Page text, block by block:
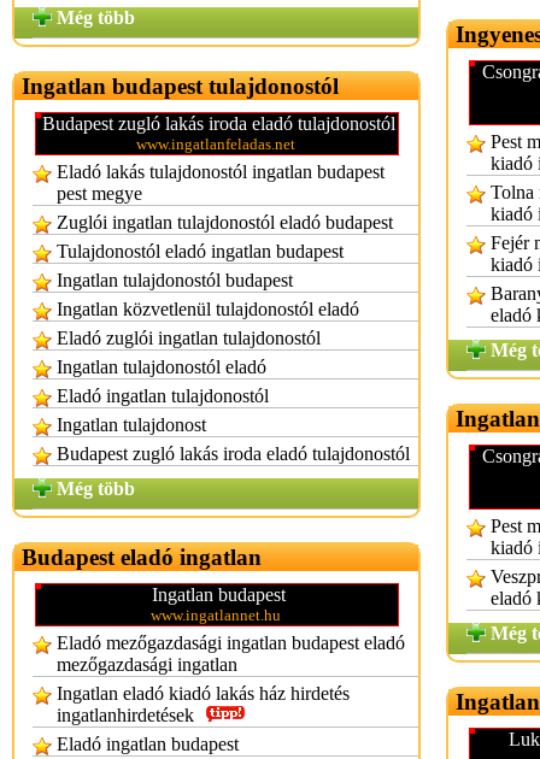
Még több
Ingatlan budapest tulajdonostól
Budapest zugló lakás iroda eladó tulajdonostól
www.ingatlanfeladas.net
Eladó lakás tulajdonostól ingatlan budapest
pest megye
Zuglói ingatlan tulajdonostól eladó budapest
Tulajdonostól eladó ingatlan budapest
Ingatlan tulajdonostól budapest
Ingatlan közvetlenül tulajdonostól eladó
Eladó zuglói ingatlan tulajdonostól
Ingatlan tulajdonostól eladó
Eladó ingatlan tulajdonostól
Ingatlan tulajdonost
Budapest zugló lakás iroda eladó tulajdonostól
Még több
Budapest eladó ingatlan
Ingatlan budapest
www.ingatlannet.hu
Eladó mezőgazdasági ingatlan budapest eladó
mezőgazdasági ingatlan
Ingatlan eladó kiadó lakás ház hirdetés
ingatlanhirdetések
Eladó ingatlan budapest
Pest
kiadó
Tolna
kiadó
Fejér
kiadó
eladó
Még
Pest
kiadó
eladó
Még